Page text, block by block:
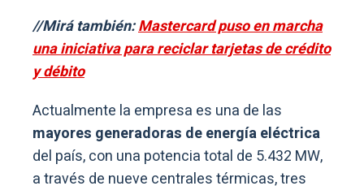
//Mirá también:Mastercard puso en marcha
una iniciativa para reciclar tarjetas de crédito
y débito
Actualmente la empresa es una de las
mayores generadoras de energía eléctrica
del país, con una potencia total de 5.432 MW,
a través de nueve centrales térmicas, tres